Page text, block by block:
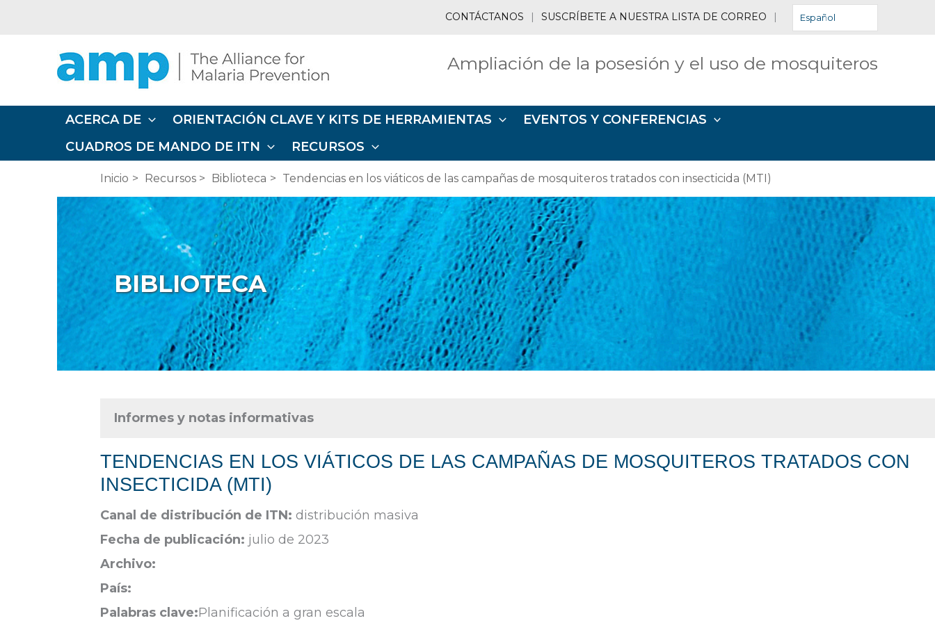
CONTÁCTANOS | SUSCRÍBETE A NUESTRA LISTA DE CORREO | Español
Ampliación de la posesión y el uso de mosquiteros
ACERCA DE ORIENTACIÓN CLAVE Y KITS DE HERRAMIENTAS
EVENTOS Y CONFERENCIAS
CUADROS DE MANDO DE ITN
RECURSOS
Inicio Recursos Biblioteca Tendencias en los viáticos de las campañas de mosquiteros tratados con insecticida (MTI)
BIBLIOTECA
Informes y notas informativas
TENDENCIAS EN LOS VIÁTICOS DE LAS CAMPAÑAS DE MOSQUITEROS TRATADOS CON
INSECTICIDA (MTI)
Canal de distribución de ITN: distribución masiva
Fecha de publicación: julio de 2023
Archivo:
País:
Palabras clave:Planificación a gran escala